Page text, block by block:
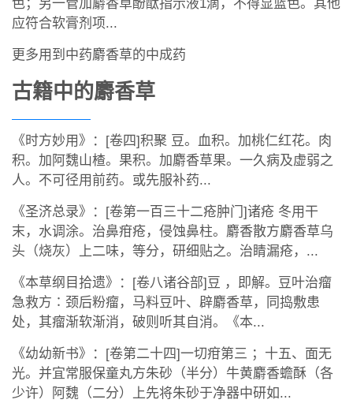
色；另一管加麝香草酚酞指示液1滴，不得显蓝色。其他
应符合软膏剂项...
更多用到中药麝香草的中成药
古籍中的麝香草
《时方妙用》：[卷四]积聚 豆。血积。加桃仁红花。肉
积。加阿魏山楂。果积。加麝香草果。一久病及虚弱之
人。不可径用前药。或先服补药...
《圣济总录》：[卷第一百三十二疮肿门]诸疮 冬用干
末，水调涂。治鼻疳疮，侵蚀鼻柱。麝香散方麝香草乌
头（烧灰）上二味，等分，研细贴之。治睛漏疮，...
《本草纲目拾遗》：[卷八诸谷部]豆 ，即解。豆叶治瘤
急救方∶颈后粉瘤，马料豆叶、辟麝香草，同捣敷患
处，其瘤渐软渐消，破则听其自消。《本...
《幼幼新书》：[卷第二十四]一切疳第三 ；十五、面无
光。并宜常服保童丸方朱砂（半分）牛黄麝香蟾酥（各
少许）阿魏（二分）上先将朱砂于净器中研如...